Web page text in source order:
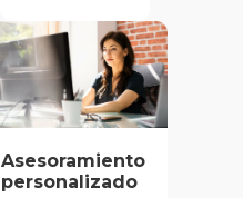
Asesoramiento
personalizado